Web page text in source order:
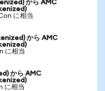
から AMC
に相当
から AMC
に相当
から AMC
に相当